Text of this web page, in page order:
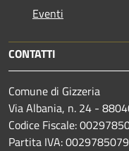
Eventi
CONTATTI
Comune di Gizzeria
Via Albania, n. 24 -
Codice Fiscale:
Partita IVA: